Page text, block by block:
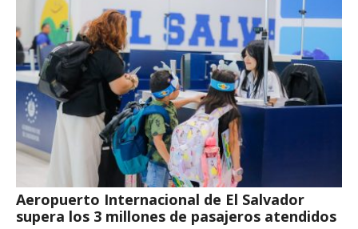
Aeropuerto Internacional de El Salvador
supera los 3 millones de pasajeros atendidos